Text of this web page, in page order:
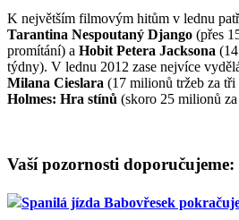
K největším filmovým hitům v lednu
Tarantina Nespoutaný Django (přes
promítání) a Hobit Petera Jacksona
týdny). V lednu 2012 zase nejvíce
Milana Cieslara (17 milionů tržeb za tři
Holmes: Hra stínů (skoro 25 milionů za
Vaší pozornosti doporučujeme:
Spanilá jízda Babovřesek